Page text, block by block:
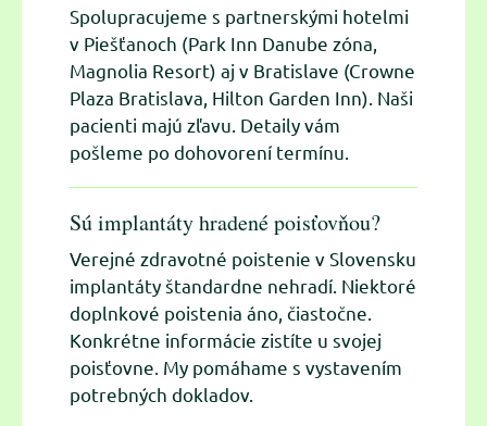
Spolupracujeme s partnerskými hotelmi
v Piešťanoch (Park Inn Danube zóna,
Magnolia Resort) aj v Bratislave (Crowne
Plaza Bratislava, Hilton Garden Inn). Naši
pacienti majú zľavu. Detaily vám
pošleme po dohovorení termínu.
Sú implantáty hradené poisťovňou?
Verejné zdravotné poistenie v Slovensku
implantáty štandardne nehradí. Niektoré
doplnkové poistenia áno, čiastočne.
Konkrétne informácie zistíte u svojej
poisťovne. My pomáhame s vystavením
potrebných dokladov.